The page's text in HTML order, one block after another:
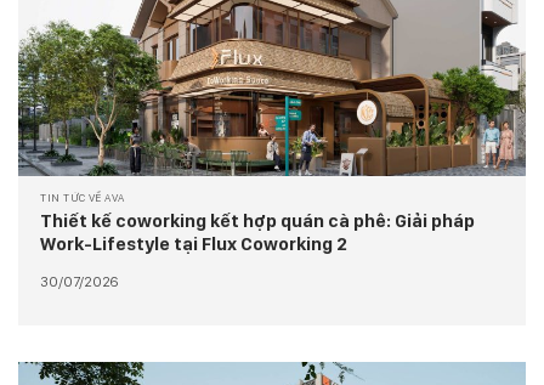
TIN TỨC VỀ AVA
Thiết kế coworking kết hợp quán cà phê: Giải pháp
Work-Lifestyle tại Flux Coworking 2
30/07/2026